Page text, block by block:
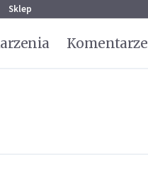
Sklep
Komentarze